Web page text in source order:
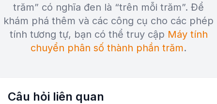
trăm” có nghĩa đen là “trên mỗi trăm”. Để
khám phá thêm và các công cụ cho các phép
tính tương tự, bạn có thể truy cập Máy tính
chuyển phân số thành phần trăm.
Câu hỏi liên quan